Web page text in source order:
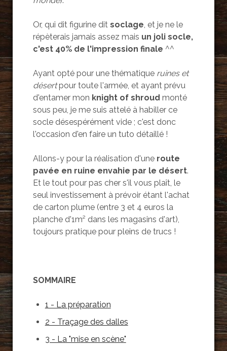
Or, qui dit figurine dit soclage, et je ne le
répèterais jamais assez mais un joli socle,
c'est 40% de l'impression finale ^^
Ayant opté pour une thématique ruines et
désertpour toute l'armée, et ayant prévu
d'entamer mon knight of shroud monté
sous peu, je me suis attelé à habiller ce
socle désespérément vide ; c'est donc
l'occasion d'en faire un tuto détaillé !
Allons-y pour la réalisation d'uneroute
pavée en ruine envahie par le désert.
Et le tout pour pas cher s'il vous plaît, le
seul investissement à prévoir étant l'achat
de carton plume (entre 3 et 4 euros la
planche d'1m² dans les magasins d'art),
toujours pratique pour pleins de trucs !
SOMMAIRE
1 - La préparation
2 - Traçage des dalles
3 - La "mise en scène"